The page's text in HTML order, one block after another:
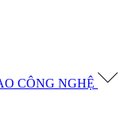
CÔNG NGHỆ